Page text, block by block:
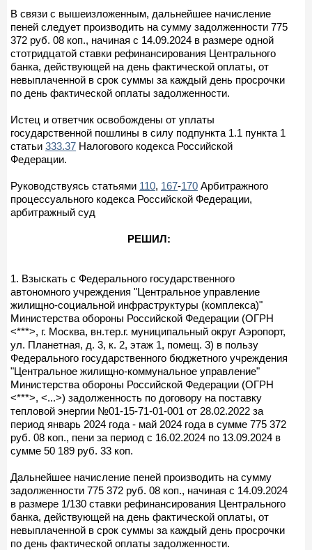
В связи с вышеизложенным, дальнейшее начисление
пеней следует производить на сумму задолженности 775
372 руб. 08 коп., начиная с 14.09.2024 в размере одной
стотридцатой ставки рефинансирования Центрального
банка, действующей на день фактической оплаты, от
невыплаченной в срок суммы за каждый день просрочки
по день фактической оплаты задолженности.
Истец и ответчик освобождены от уплаты
государственной пошлины в силу подпункта 1.1 пункта 1
статьи 333.37 Налогового кодекса Российской
Федерации.
Руководствуясь статьями 110, 167-170 Арбитражного
процессуального кодекса Российской Федерации,
арбитражный суд
РЕШИЛ:
1. Взыскать с Федерального государственного
автономного учреждения "Центральное управление
жилищно-социальной инфраструктуры (комплекса)"
Министерства обороны Российской Федерации (ОГРН
<***>, г. Москва, вн.тер.г. муниципальный округ Аэропорт,
ул. Планетная, д. 3, к. 2, этаж 1, помещ. 3) в пользу
Федерального государственного бюджетного учреждения
"Центральное жилищно-коммунальное управление"
Министерства обороны Российской Федерации (ОГРН
<***>, <...>) задолженность по договору на поставку
тепловой энергии №01-15-71-01-001 от 28.02.2022 за
период январь 2024 года - май 2024 года в сумме 775 372
руб. 08 коп., пени за период с 16.02.2024 по 13.09.2024 в
сумме 50 189 руб. 33 коп.
Дальнейшее начисление пеней производить на сумму
задолженности 775 372 руб. 08 коп., начиная с 14.09.2024
в размере 1/130 ставки рефинансирования Центрального
банка, действующей на день фактической оплаты, от
невыплаченной в срок суммы за каждый день просрочки
по день фактической оплаты задолженности.